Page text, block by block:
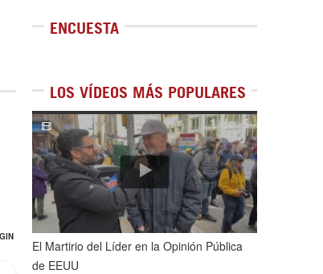
ENCUESTA
LOS VÍDEOS MÁS POPULARES
1de5
El Martirio del Líder en la Opinión Pública
de EEUU